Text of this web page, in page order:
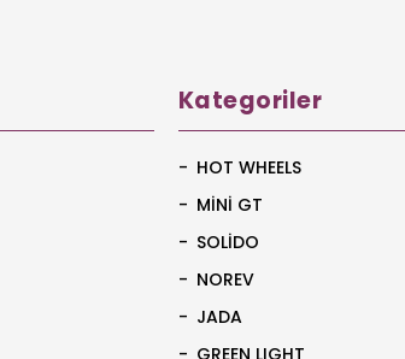
Kategoriler
HOT WHEELS
MİNİ GT
SOLİDO
NOREV
JADA
GREEN LIGHT